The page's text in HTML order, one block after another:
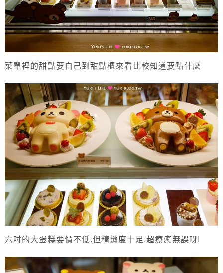
菜單裡的甜點要自己到甜點櫃來看比較知道要點什麼
六吋的大蛋糕要價不低.但精緻度十足.超療癒無誤呀!